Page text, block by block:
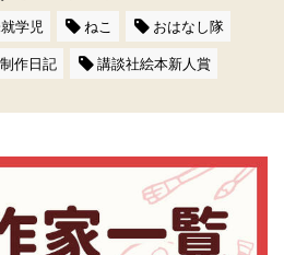
学児 ねこ
おはなし隊
制作日記 講談社絵本新人賞